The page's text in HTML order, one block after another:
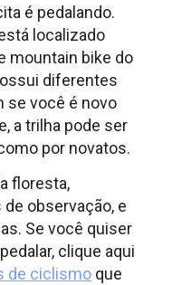
é pedalando.
localizado
mountain bike do
diferentes
se você é novo
a trilha pode ser
por novatos.
floresta,
observação, e
Se você quiser
clique aqui
de ciclismo que